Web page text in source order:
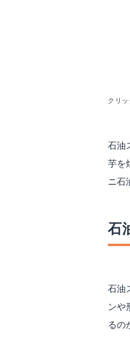
クリ
石油
芋を
ニ石
石
石油
ンや
るの